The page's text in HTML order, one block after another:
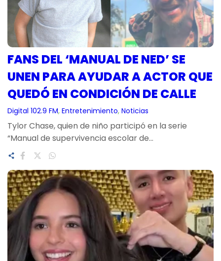
FANS DEL ‘MANUAL DE NED’ SE
UNEN PARA AYUDAR A ACTOR QUE
QUEDÓ EN CONDICIÓN DE CALLE
Digital 102.9 FM, Entretenimiento, Noticias
Tylor Chase, quien de niño participó en la serie
“Manual de supervivencia escolar de…